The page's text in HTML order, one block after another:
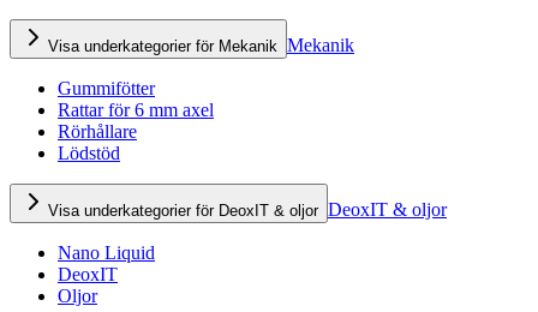
Visa underkategorier för Mekanik Mekanik
Gummifötter
Rattar för 6 mm axel
Rörhållare
Lödstöd
Visa underkategorier för DeoxIT & oljor DeoxIT & oljor
Nano Liquid
DeoxIT
Oljor